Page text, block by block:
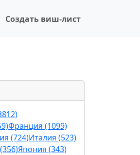
Создать виш-лист
Франция (1099)
(724)Италия (523)
Япония (343)